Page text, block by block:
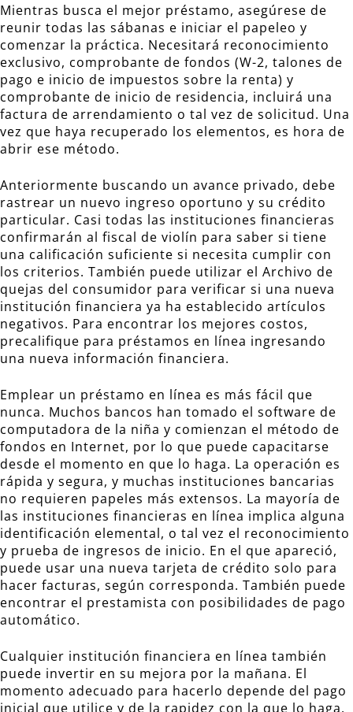
Mientras busca el mejor préstamo, asegúrese de
reunir todas las sábanas e iniciar el papeleo y
comenzar la práctica. Necesitará reconocimiento
exclusivo, comprobante de fondos (W-2, talones de
pago e inicio de impuestos sobre la renta) y
comprobante de inicio de residencia, incluirá una
factura de arrendamiento o tal vez de solicitud. Una
vez que haya recuperado los elementos, es hora de
abrir ese método.
Anteriormente buscando un avance privado, debe
rastrear un nuevo ingreso oportuno y su crédito
particular. Casi todas las instituciones financieras
confirmarán al fiscal de violín para saber si tiene
una calificación suficiente si necesita cumplir con
los criterios. También puede utilizar el Archivo de
quejas del consumidor para verificar si una nueva
institución financiera ya ha establecido artículos
negativos. Para encontrar los mejores costos,
precalifique para préstamos en línea ingresando
una nueva información financiera.
Emplear un préstamo en línea es más fácil que
nunca. Muchos bancos han tomado el software de
computadora de la niña y comienzan el método de
fondos en Internet, por lo que puede capacitarse
desde el momento en que lo haga. La operación es
rápida y segura, y muchas instituciones bancarias
no requieren papeles más extensos. La mayoría de
las instituciones financieras en línea implica alguna
identificación elemental, o tal vez el reconocimiento
y prueba de ingresos de inicio. En el que apareció,
puede usar una nueva tarjeta de crédito solo para
hacer facturas, según corresponda. También puede
encontrar el prestamista con posibilidades de pago
automático.
Cualquier institución financiera en línea también
puede invertir en su mejora por la mañana. El
momento adecuado para hacerlo depende del pago
inicial que utilice y de la rapidez con la que lo haga.